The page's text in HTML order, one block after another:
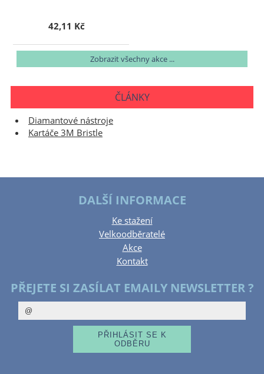
42,11 Kč
Zobrazit všechny akce ...
ČLÁNKY
Diamantové nástroje
Kartáče 3M Bristle
DALŠÍ INFORMACE
Ke stažení
Velkoodběratelé
Akce
Kontakt
PŘEJETE SI ZASÍLAT EMAILY NEWSLETTER ?